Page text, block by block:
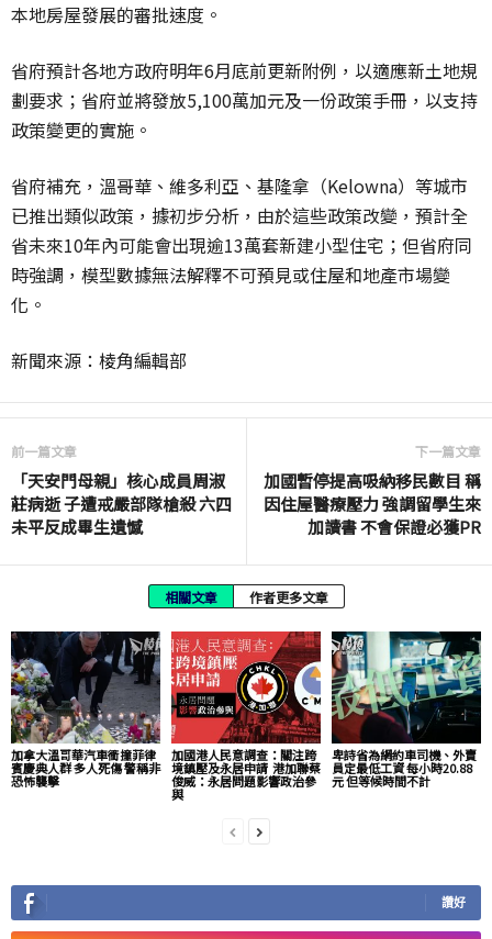
本地房屋發展的審批速度。
省府預計各地方政府明年6月底前更新附例，以適應新土地規
劃要求；省府並將發放5,100萬加元及一份政策手冊，以支持
政策變更的實施。
省府補充，溫哥華、維多利亞、基隆拿（Kelowna）等城市
已推出類似政策，據初步分析，由於這些政策改變，預計全
省未來10年內可能會出現逾13萬套新建小型住宅；但省府同
時強調，模型數據無法解釋不可預見或住屋和地產市場變
化。
新聞來源：棱角編輯部
前一篇文章
「天安門母親」核心成員周淑
莊病逝 子遭戒嚴部隊槍殺 六四
未平反成畢生遺憾
下一篇文章
加國暫停提高吸納移民數目 稱
因住屋醫療壓力 強調留學生來
加讀書 不會保證必獲PR
相關文章 作者更多文章
加拿大溫哥華汽車衝撞菲律
賓慶典人群 多人死傷 警稱非
恐怖襲擊
加國港人民意調查：關注跨
境鎮壓及永居申請 港加聯蔡
俊威：永居問題影響政治參
與
卑詩省為網約車司機、外賣
員定最低工資 每小時20.88
元 但等候時間不計
讚好